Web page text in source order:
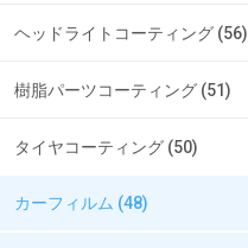
ヘッドライトコーティング (56)
樹脂パーツコーティング (51)
タイヤコーティング (50)
カーフィルム (48)